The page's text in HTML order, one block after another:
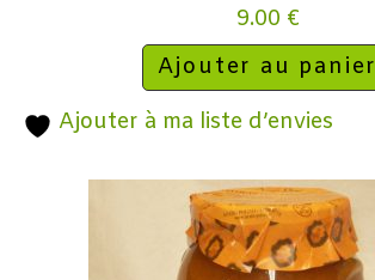
9.00 €
Ajouter au panier
Ajouter à ma liste d’envies